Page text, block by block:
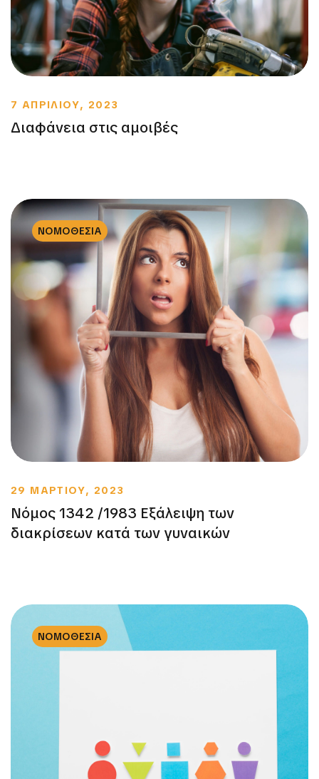
7 ΑΠΡΙΛΙΟΥ, 2023
Διαφάνεια στις αμοιβές
ΝΟΜΟΘΕΣΙΑ
29 ΜΑΡΤΙΟΥ, 2023
Νόμος 1342 /1983 Εξάλειψη των
διακρίσεων κατά των γυναικών
ΝΟΜΟΘΕΣΙΑ